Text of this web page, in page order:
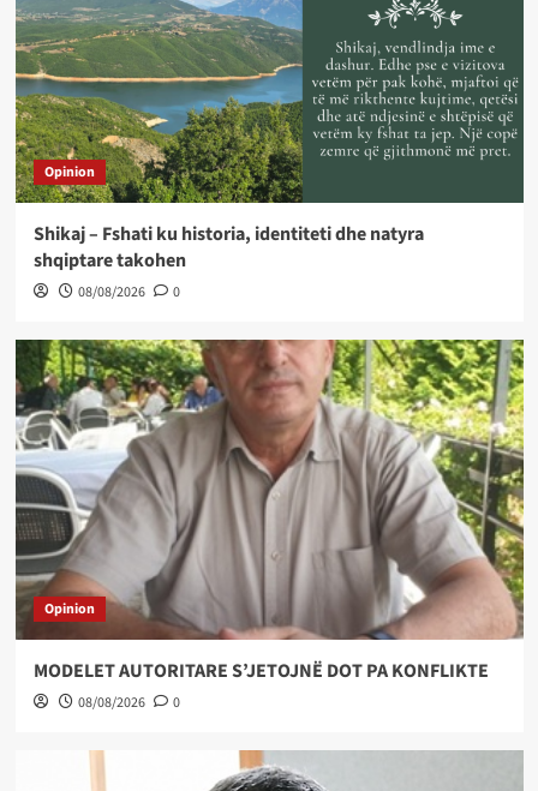
Opinion
Shikaj – Fshati ku historia, identiteti dhe natyra
shqiptare takohen
08/08/2026 0
Opinion
MODELET AUTORITARE S’JETOJNË DOT PA KONFLIKTE
08/08/2026 0